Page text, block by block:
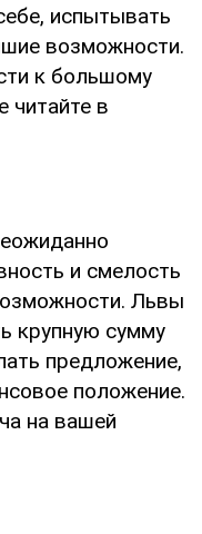
испытывать
возможности.
к большому
читайте в
и смелость
Львы
крупную сумму
предложение,
положение.
на вашей